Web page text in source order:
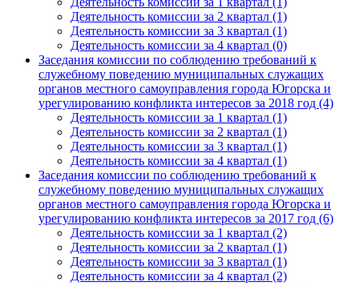
Деятельность комиссии за 2 квартал (1)
Деятельность комиссии за 3 квартал (1)
Деятельность комиссии за 4 квартал (0)
Заседания комиссии по соблюдению требований к
служебному поведению муниципальных служащих
органов местного самоуправления города Югорска и
урегулированию конфликта интересов за 2018 год (4)
Деятельность комиссии за 1 квартал (1)
Деятельность комиссии за 2 квартал (1)
Деятельность комиссии за 3 квартал (1)
Деятельность комиссии за 4 квартал (1)
Заседания комиссии по соблюдению требований к
служебному поведению муниципальных служащих
органов местного самоуправления города Югорска и
урегулированию конфликта интересов за 2017 год (6)
Деятельность комиссии за 1 квартал (2)
Деятельность комиссии за 2 квартал (1)
Деятельность комиссии за 3 квартал (1)
Деятельность комиссии за 4 квартал (2)